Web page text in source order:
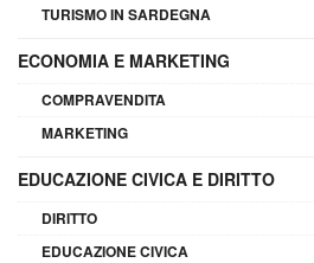
TURISMO IN SARDEGNA
ECONOMIA E MARKETING
COMPRAVENDITA
MARKETING
EDUCAZIONE CIVICA E DIRITTO
DIRITTO
EDUCAZIONE CIVICA